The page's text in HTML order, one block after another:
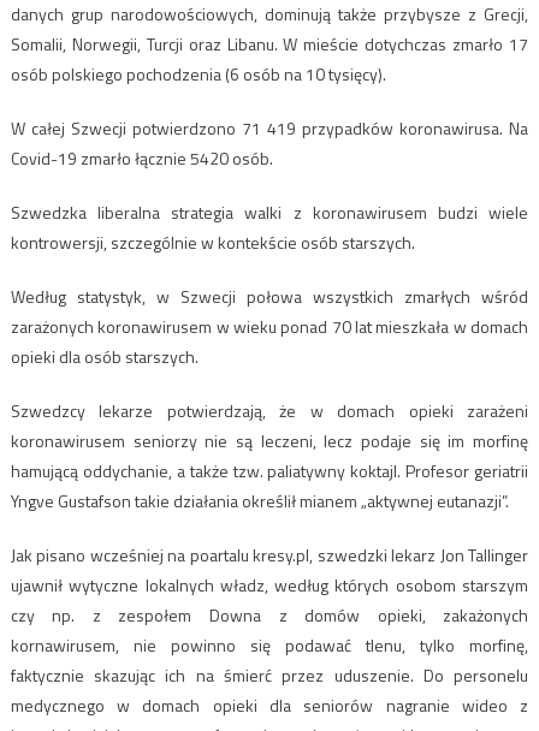
danych grup narodowościowych, dominują także przybysze z Grecji,
Somalii, Norwegii, Turcji oraz Libanu. W mieście dotychczas zmarło 17
osób polskiego pochodzenia (6 osób na 10 tysięcy).
W całej Szwecji potwierdzono 71 419 przypadków koronawirusa. Na
Covid-19 zmarło łącznie 5420 osób.
Szwedzka liberalna strategia walki z koronawirusem budzi wiele
kontrowersji, szczególnie w kontekście osób starszych.
Według statystyk, w Szwecji połowa wszystkich zmarłych wśród
zarażonych koronawirusem w wieku ponad 70 lat mieszkała w domach
opieki dla osób starszych.
Szwedzcy lekarze potwierdzają, że w domach opieki zarażeni
koronawirusem seniorzy nie są leczeni, lecz podaje się im morfinę
hamującą oddychanie, a także tzw. paliatywny koktajl. Profesor geriatrii
Yngve Gustafson takie działania określił mianem „aktywnej eutanazji”.
Jak pisano wcześniej na poartalu kresy.pl, szwedzki lekarz Jon Tallinger
ujawnił wytyczne lokalnych władz, według których osobom starszym
czy np. z zespołem Downa z domów opieki, zakażonych
kornawirusem, nie powinno się podawać tlenu, tylko morfinę,
faktycznie skazując ich na śmierć przez uduszenie. Do personelu
medycznego w domach opieki dla seniorów nagranie wideo z